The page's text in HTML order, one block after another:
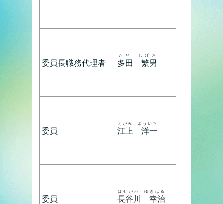
委員長職務代理者 多田 繁男
ただ しげお
委員 江上 洋一
えがみ よういち
委員 長谷川 幸治
はせがわ ゆきはる